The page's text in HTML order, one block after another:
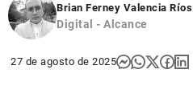
Brian Ferney Valencia Ríos
Digital - Alcance
27 de agosto de 2025